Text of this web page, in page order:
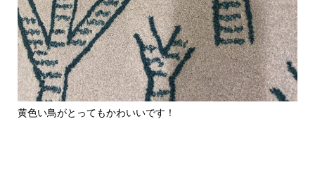
黄色い鳥がとってもかわいいです！